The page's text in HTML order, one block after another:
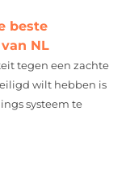
beste
NL
tegen een zachte
wilt hebben is
systeem te